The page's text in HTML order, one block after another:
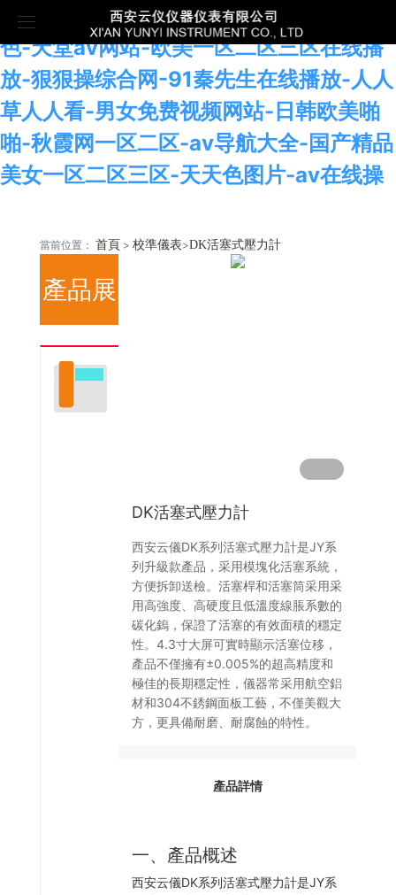
免费看裸体网站-日本欧美在线-www.色中
色-天堂av网站-欧美一区二区三区在线播
放-狠狠操综合网-91秦先生在线播放-人人
草人人看-男女免费视频网站-日韩欧美啪
啪-秋霞网一区二区-av导航大全-国产精品
美女一区二区三区-天天色图片-av在线操
首頁
關于我們
公司介紹
生產車間
產品展示
物（液）位儀表
分析儀表
工業物聯網儀表
案例展示
樣機申請
新聞中心
公司新聞
聯系我們
當前位置： 首頁 > 校準儀表>DK活塞式壓力計
產品展
示
咨
詢
4
0
0
0
-
1
8
8
DK活塞式壓力計
西安云儀DK系列活塞式壓力計是JY系
列升級款產品，采用模塊化活塞系統，
方便拆卸送檢。活塞桿和活塞筒采用采
用高強度、高硬度且低溫度線脹系數的
碳化鎢，保證了活塞的有效面積的穩定
性。4.3寸大屏可實時顯示活塞位移，
產品不僅擁有±0.005%的超高精度和
極佳的長期穩定性，儀器常采用航空鋁
材和304不銹鋼面板工藝，不僅美觀大
方，更具備耐磨、耐腐蝕的特性。
產品詳情
一、產品概述
西安云儀DK系列活塞式壓力計是JY系